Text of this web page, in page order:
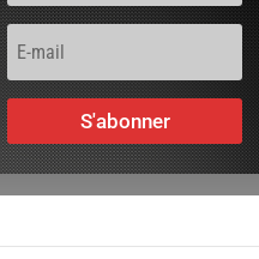
S'abonner